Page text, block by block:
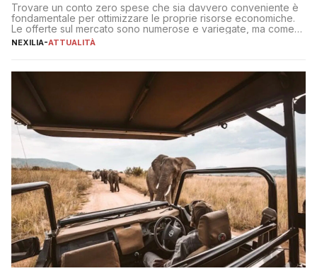
Trovare un conto zero spese che sia davvero conveniente è
fondamentale per ottimizzare le proprie risorse economiche.
Le offerte sul mercato sono numerose e variegate, ma come
individuare quella più adatta alle proprie esigenze senza
sul […]
NEXILIA-ATTUALITÀ